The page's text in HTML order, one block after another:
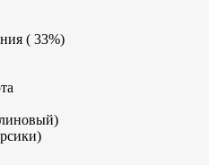
( 33%)